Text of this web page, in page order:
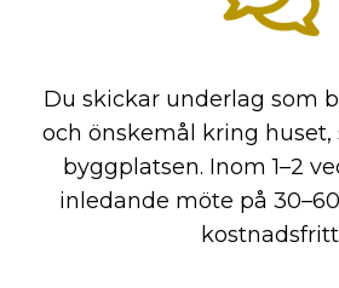
Du skickar underlag som
och önskemål kring huset,
byggplatsen. Inom 1–2
inledande möte på